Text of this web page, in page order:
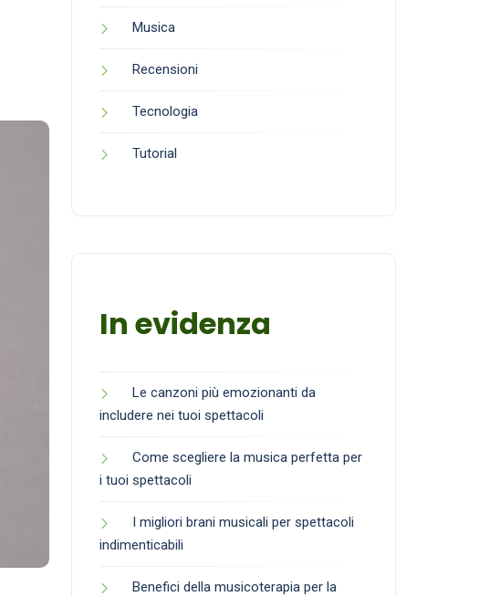
Musica
Recensioni
Tecnologia
Tutorial
In evidenza
Le canzoni più emozionanti da
includere nei tuoi spettacoli
Come scegliere la musica perfetta per
i tuoi spettacoli
I migliori brani musicali per spettacoli
indimenticabili
Benefici della musicoterapia per la